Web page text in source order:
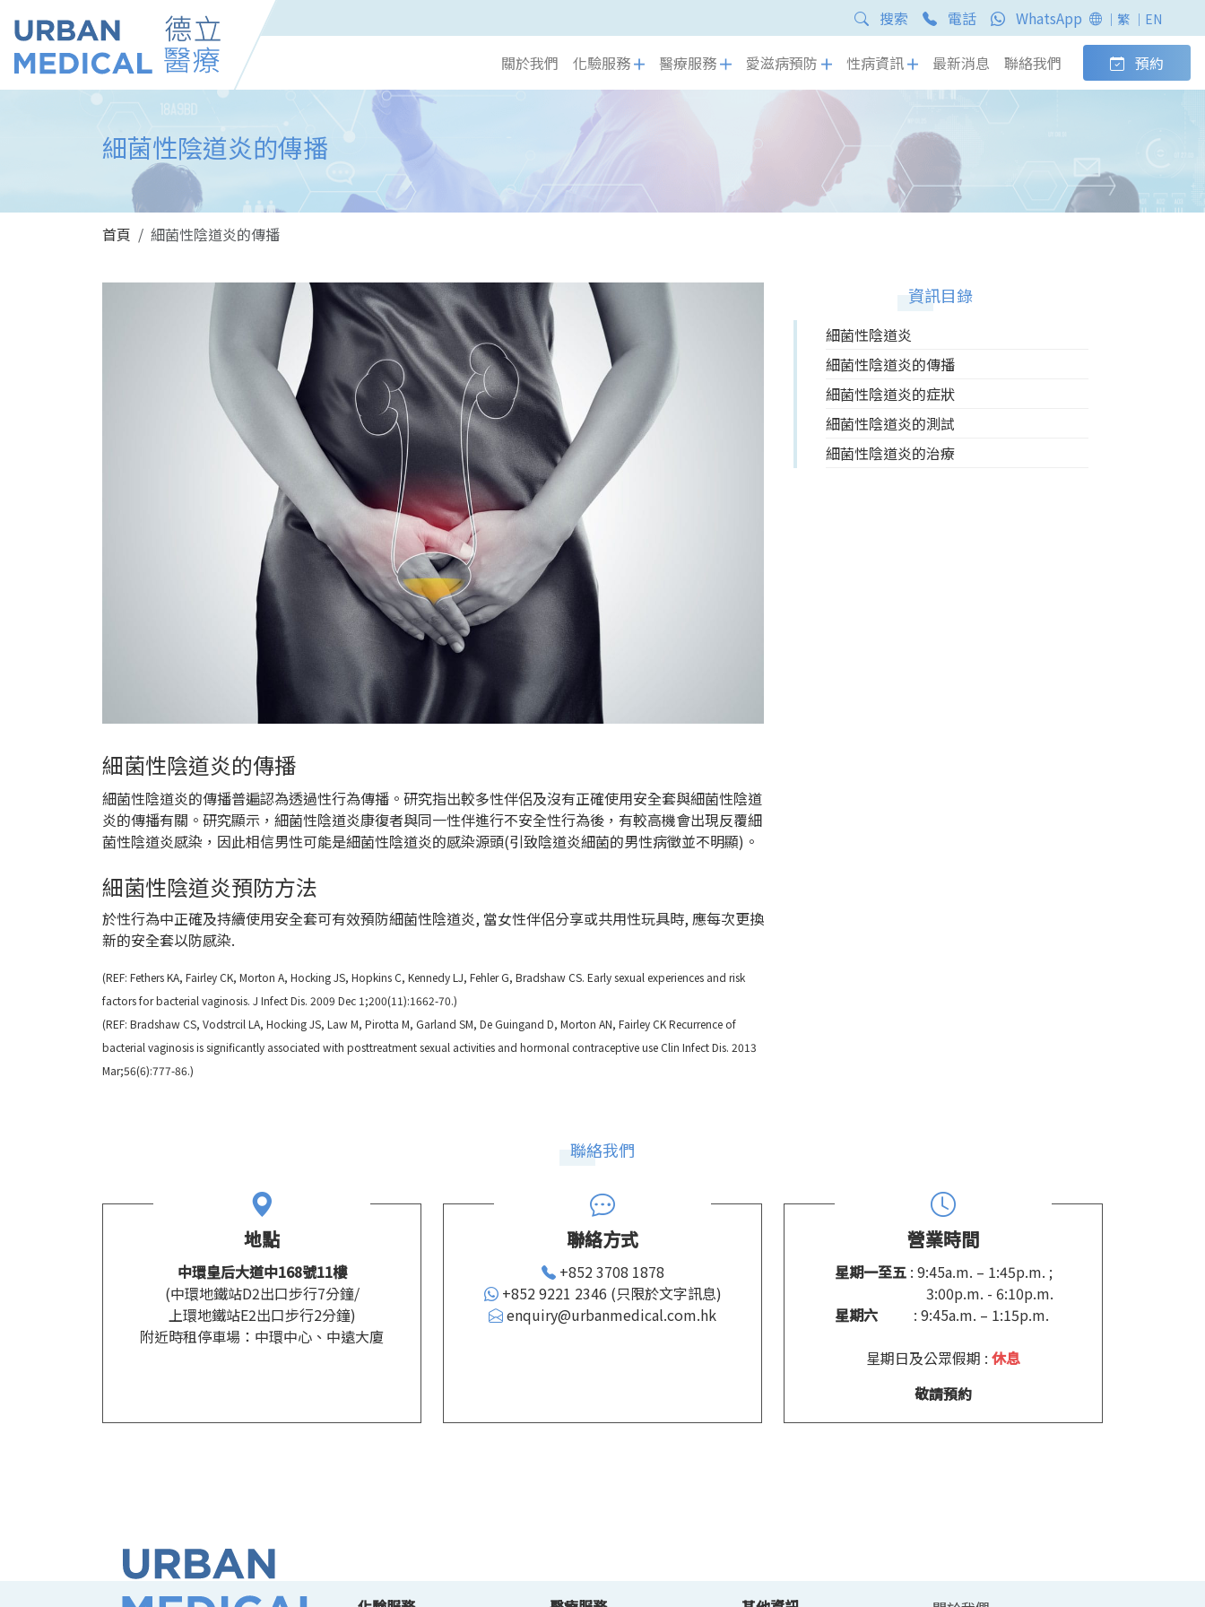
搜索 電話 WhatsApp ｜繁 ｜EN
關於我們 化驗服務 醫療服務 愛滋病預防 性病資訊 最新消息 聯絡我們 預約
細菌性陰道炎的傳播
首頁 細菌性陰道炎的傳播
細菌性陰道炎的傳播
細菌性陰道炎的傳播普遍認為透過性行為傳播。研究指出較多性伴侶及沒有正確使用安全套與細菌性陰道
炎的傳播有關。研究顯示，細菌性陰道炎康復者與同一性伴進行不安全性行為後，有較高機會出現反覆細
菌性陰道炎感染，因此相信男性可能是細菌性陰道炎的感染源頭(引致陰道炎細菌的男性病徵並不明顯)。
細菌性陰道炎預防方法
於性行為中正確及持續使用安全套可有效預防細菌性陰道炎, 當女性伴侶分享或共用性玩具時, 應每次更換
新的安全套以防感染.
(REF: Fethers KA, Fairley CK, Morton A, Hocking JS, Hopkins C, Kennedy LJ, Fehler G, Bradshaw CS. Early sexual experiences and risk
factors for bacterial vaginosis. J Infect Dis. 2009 Dec 1;200(11):1662-70.)
(REF: Bradshaw CS, Vodstrcil LA, Hocking JS, Law M, Pirotta M, Garland SM, De Guingand D, Morton AN, Fairley CK Recurrence of
bacterial vaginosis is significantly associated with posttreatment sexual activities and hormonal contraceptive use Clin Infect Dis. 2013
Mar;56(6):777-86.)
資訊目錄
細菌性陰道炎
細菌性陰道炎的傳播
細菌性陰道炎的症狀
細菌性陰道炎的測試
細菌性陰道炎的治療
聯絡我們
地點
中環皇后大道中168號11樓
(中環地鐵站D2出口步行7分鐘/
上環地鐵站E2出口步行2分鐘)
附近時租停車場：中環中心、中遠大廈
聯絡方式
+852 3708 1878
+852 9221 2346 (只限於文字訊息)
enquiry@urbanmedical.com.hk
營業時間
星期一至五: 9:45a.m. – 1:45p.m. ;
3:00p.m. - 6:10p.m.
星期六
: 9:45a.m. – 1:15p.m.
星期日及公眾假期 : 休息
敬請預約